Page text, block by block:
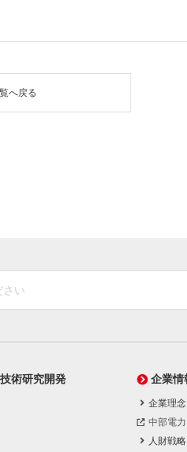
へ戻る
術研究開発 企業情
企業理
中部電
人財戦略